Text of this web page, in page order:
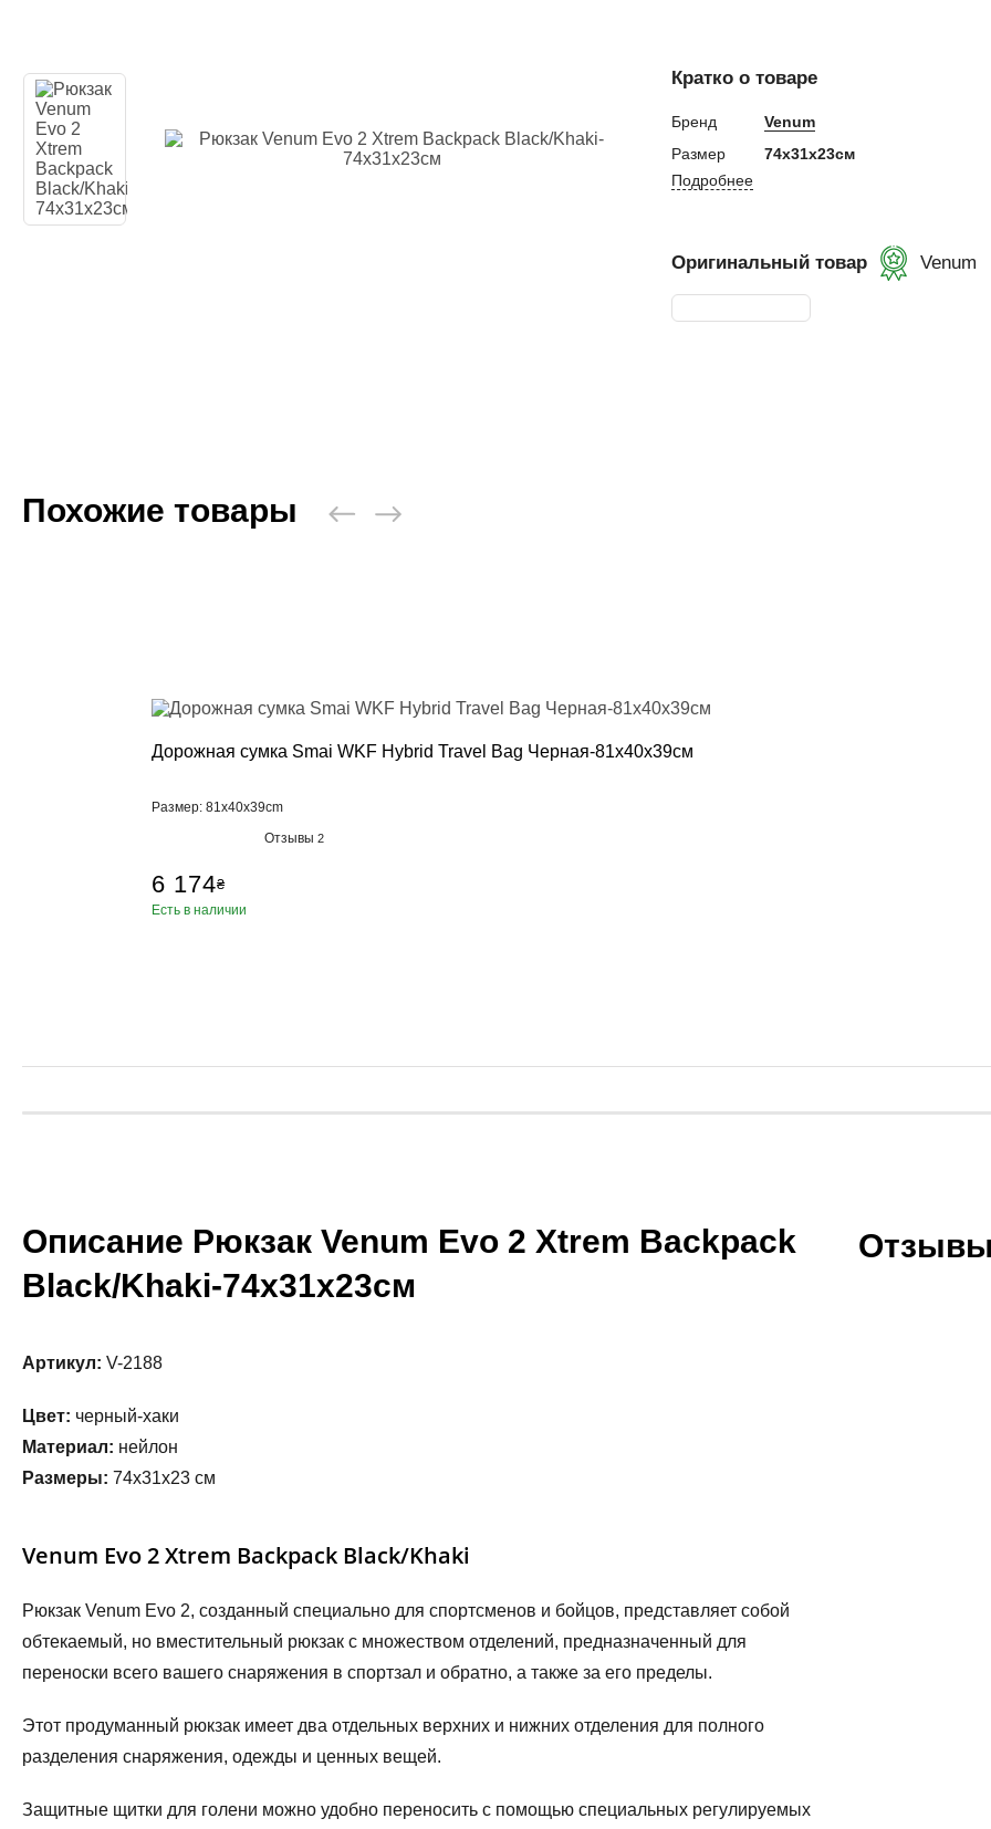
Вольная борьба
Кратко о товаре
Бренд
Venum
Размер
74х31х23см
Подробнее
Оригинальный товар Venum
Похожие товары
Дорожная сумка Smai WKF Hybrid Travel Bag Черная-81х40х39см
Размер: 81x40x39cm
Отзывы2
6 174₴
Есть в наличии
Описание Рюкзак Venum Evo 2 Xtrem Backpack
Black/Khaki-74х31х23см
Артикул: V-2188
Цвет: черный-хаки
Материал: нейлон
Размеры: 74х31х23 см
Venum Evo 2 Xtrem Backpack Black/Khaki
Рюкзак Venum Evo 2, созданный специально для спортсменов и бойцов, представляет собой
обтекаемый, но вместительный рюкзак с множеством отделений, предназначенный для
переноски всего вашего снаряжения в спортзал и обратно, а также за его пределы.
Этот продуманный рюкзак имеет два отдельных верхних и нижних отделения для полного
разделения снаряжения, одежды и ценных вещей.
Защитные щитки для голени можно удобно переносить с помощью специальных регулируемых
Отзывы